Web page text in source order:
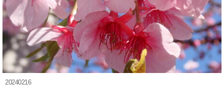
20240216